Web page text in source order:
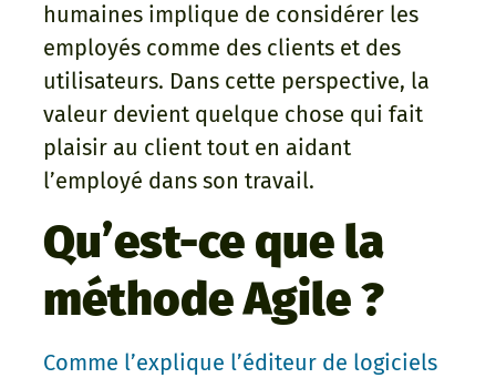
humaines implique de considérer les
employés comme des clients et des
utilisateurs. Dans cette perspective, la
valeur devient quelque chose qui fait
plaisir au client tout en aidant
l’employé dans son travail.
Qu’est-ce que la
méthode Agile ?
Comme l’explique l’éditeur de logiciels